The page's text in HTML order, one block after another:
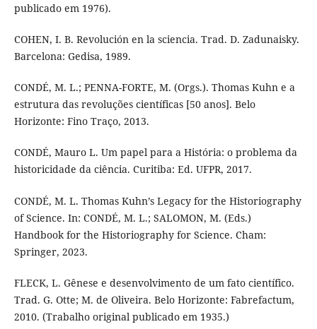
publicado em 1976).
COHEN, I. B. Revolución en la sciencia. Trad. D. Zadunaisky.
Barcelona: Gedisa, 1989.
CONDÉ, M. L.; PENNA-FORTE, M. (Orgs.). Thomas Kuhn e a
estrutura das revoluções científicas [50 anos]. Belo
Horizonte: Fino Traço, 2013.
CONDÉ, Mauro L. Um papel para a História: o problema da
historicidade da ciência. Curitiba: Ed. UFPR, 2017.
CONDÉ, M. L. Thomas Kuhn’s Legacy for the Historiography
of Science. In: CONDÉ, M. L.; SALOMON, M. (Eds.)
Handbook for the Historiography for Science. Cham:
Springer, 2023.
FLECK, L. Gênese e desenvolvimento de um fato científico.
Trad. G. Otte; M. de Oliveira. Belo Horizonte: Fabrefactum,
2010. (Trabalho original publicado em 1935.)